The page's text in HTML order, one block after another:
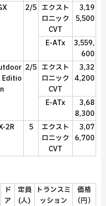
2/5 エクスト
ロニック
CVT
3,19
5,500
E-ATx
3,559,
600
Editio
n
2/5 エクスト
ロニック
CVT
3,32
4,200
E-ATx
3,68
8,300
2R 5
エクスト
ロニック
CVT
3,07
6,700
ド
ア
定員
(人)
トランスミ
ッション
価格
（円）